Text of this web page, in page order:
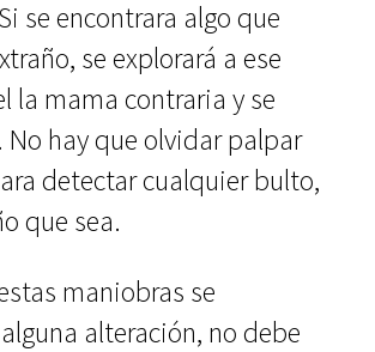
se encontrara algo que
se explorará a ese
la mama contraria y se
No hay que olvidar palpar
detectar cualquier bulto,
que sea.
maniobras se
alteración, no debe